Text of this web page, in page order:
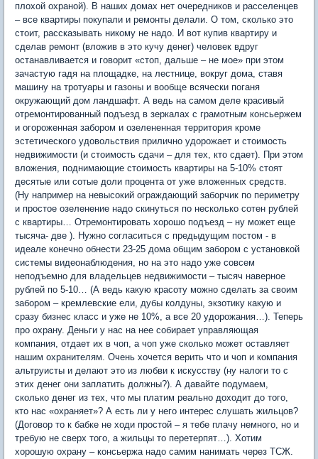
плохой охраной). В наших домах нет очередников и расселенцев
– все квартиры покупали и ремонты делали. О том, сколько это
стоит, рассказывать никому не надо. И вот купив квартиру и
сделав ремонт (вложив в это кучу денег) человек вдруг
останавливается и говорит «стоп, дальше – не мое» при этом
зачастую гадя на площадке, на лестнице, вокруг дома, ставя
машину на тротуары и газоны и вообще всячески поганя
окружающий дом ландшафт. А ведь на самом деле красивый
отремонтированный подъезд в зеркалах с грамотным консьержем
и огороженная забором и озелененная территория кроме
эстетического удовольствия прилично удорожает и стоимость
недвижимости (и стоимость сдачи – для тех, кто сдает). При этом
вложения, поднимающие стоимость квартиры на 5-10% стоят
десятые или сотые доли процента от уже вложенных средств.
(Ну например на невысокий ограждающий заборчик по периметру
и простое озеленение надо скинуться по несколько сотен рублей
с квартиры… Отремонтировать хорошо подъезд – ну может еще
тысяча- две ). Нужно согласиться с предыдущим постом - в
идеале конечно обнести 23-25 дома общим забором с установкой
системы видеонаблюдения, но на это надо уже совсем
неподъемно для владельцев недвижимости – тысяч наверное
рублей по 5-10… (А ведь какую красоту можно сделать за своим
забором – кремлевские ели, дубы колдуны, экзотику какую и
сразу бизнес класc и уже не 10%, а все 20 удорожания…). Теперь
про охрану. Деньги у нас на нее собирает управляющая
компания, отдает их в чоп, а чоп уже сколько может оставляет
нашим охранителям. Очень хочется верить что и чоп и компания
альтруисты и делают это из любви к искусству (ну налоги то с
этих денег они заплатить должны?). А давайте подумаем,
сколько денег из тех, что мы платим реально доходит до того,
кто нас «охраняет»? А есть ли у него интерес слушать жильцов?
(Договор то к бабке не ходи простой – я тебе плачу немного, но и
требую не сверх того, а жильцы то перетерпят…). Хотим
хорошую охрану – консьержа надо самим нанимать через ТСЖ.